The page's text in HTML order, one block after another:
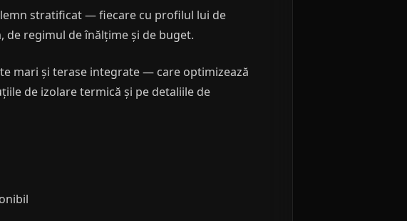
stratificat — fiecare cu profilul lui de
de regimul de înălțime și de buget.
mari și terase integrate — care optimizează
de izolare termică și pe detaliile de